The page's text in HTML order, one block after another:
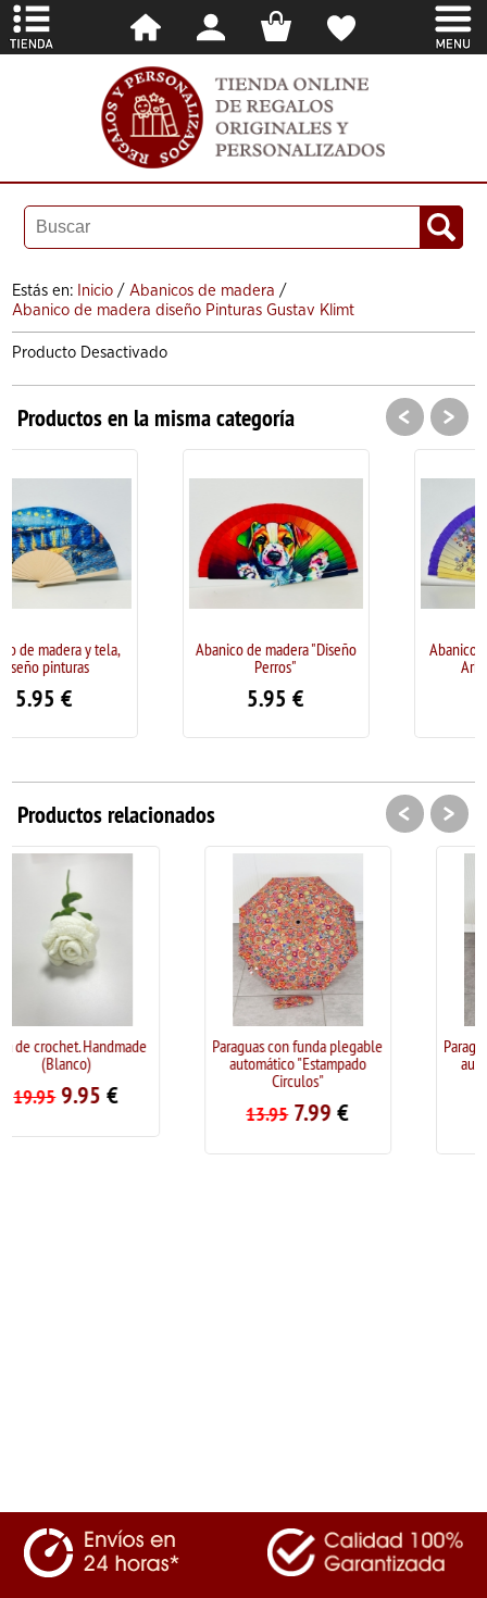
Estás en: Inicio / Abanicos de madera /
Abanico de madera diseño Pinturas Gustav Klimt
Producto Desactivado
Productos en la misma categoría
Abanico de madera "Diseño
Abanico de madera diseño
< >
Productos relacionados
Paraguas con funda plegable
automático "Estampado
Paraguas con funda
automático
< >